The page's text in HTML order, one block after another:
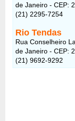
de Janeiro - CEP:
(21) 2295-7254
Rio Tendas
Rua Conselheiro
de Janeiro - CEP:
(21) 9692-9292